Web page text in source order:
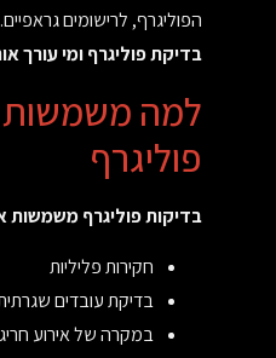
הפוליגרף, לרישומים גראפיים.
בדיקת פוליגרף ומי עורך
למה משמשות
פוליגרף
בדיקות פוליגרף משמשות
חקירות פליליות
בדיקת עובדים
במקרה של אירוע חריג